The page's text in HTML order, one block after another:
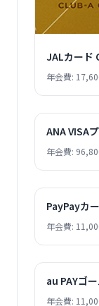
JALカード
年会費:
ANA VISA
年会費:
PayPayカ
年会費:
au PAYゴ
年会費: